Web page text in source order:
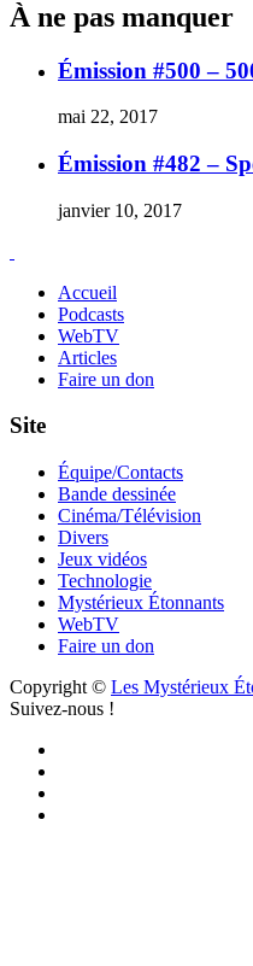
À ne pas manquer
Émission #500 –
mai 22, 2017
Émission #482 –
janvier 10, 2017
Accueil
Podcasts
WebTV
Articles
Faire un don
Site
Équipe/Contacts
Bande dessinée
Cinéma/Télévision
Divers
Jeux vidéos
Technologie
Mystérieux Étonnants
WebTV
Faire un don
Copyright © Les Mystérieux
Suivez-nous !